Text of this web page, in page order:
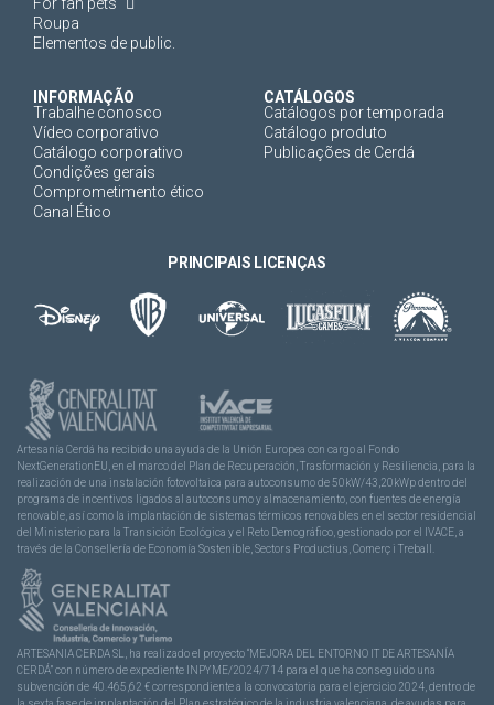
Roupa
Elementos de public.
INFORMAÇÃO
Trabalhe conosco
Vídeo corporativo
Catálogo corporativo
Condições gerais
Comprometimento ético
Canal Ético
CATÁLOGOS
Catálogos por temporada
Catálogo produto
Publicações de Cerdá
PRINCIPAIS LICENÇAS
Artesanía Cerdá ha recibido una ayuda de la Unión Europea con cargo al Fondo
NextGenerationEU, en el marco del Plan de Recuperación, Trasformación y Resiliencia, para la
realización de una instalación fotovoltaica para autoconsumo de 50kW/43,20kWp dentro del
programa de incentivos ligados al autoconsumo y almacenamiento, con fuentes de energía
renovable, así como la implantación de sistemas térmicos renovables en el sector residencial
del Ministerio para la Transición Ecológica y el Reto Demográfico, gestionado por el IVACE, a
través de la Consellería de Economía Sostenible, Sectors Productius, Comerç i Treball.
ARTESANIA CERDA SL, ha realizado el proyecto “MEJORA DEL ENTORNO IT DE ARTESANÍA
CERDÁ” con número de expediente INPYME/2024/714 para el que ha conseguido una
subvención de 40.465,62 € correspondiente a la convocatoria para el ejercicio 2024, dentro de